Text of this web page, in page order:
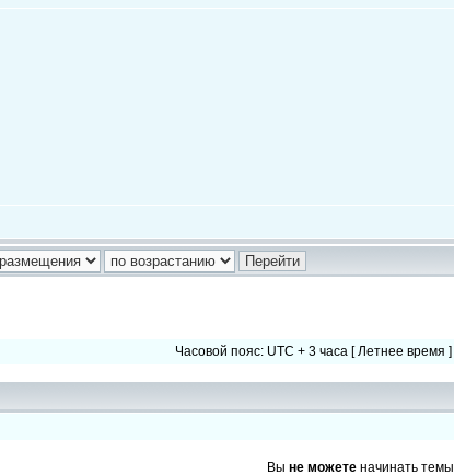
Часовой пояс: UTC + 3 часа [ Летнее время ]
Вы не можете начинать темы